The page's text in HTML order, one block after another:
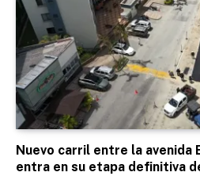
Nuevo carril entre la avenida
entra en su etapa definitiva